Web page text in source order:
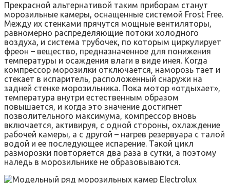
Прекрасной альтернативой таким приборам станут
морозильные камеры, оснащенные системой Frost Free.
Между их стенками прячутся мощные вентиляторы,
равномерно распределяющие потоки холодного
воздуха, и система трубочек, по которым циркулирует
фреон – вещество, предназначенное для понижения
температуры и осаждения влаги в виде инея. Когда
компрессор морозилки отключается, наморозь тает и
стекает в испаритель, расположенный снаружи на
задней стенке морозильника. Пока мотор «отдыхает»,
температура внутри естественным образом
повышается, и когда это значение достигнет
позволительного максимума, компрессор вновь
включается, активируя, с одной стороны, охлаждение
рабочей камеры, а с другой – нагрев резервуара с талой
водой и ее последующее испарение. Такой цикл
разморозки повторяется два раза в сутки, а поэтому
наледь в морозильнике не образовываются.